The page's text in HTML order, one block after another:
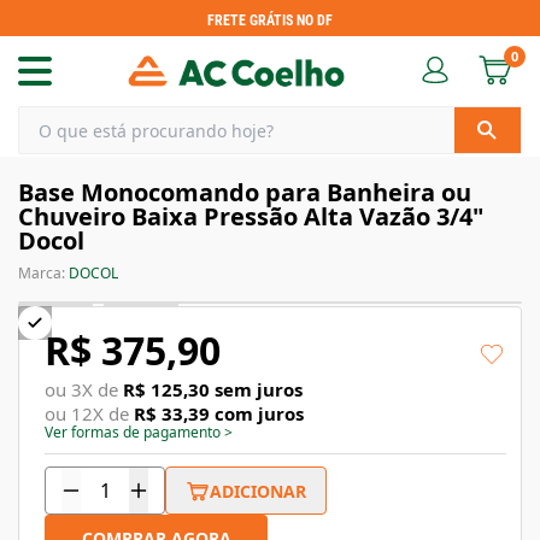
FRETE GRÁTIS NO DF
0
Base Monocomando para Banheira ou
Chuveiro Baixa Pressão Alta Vazão 3/4"
Docol
Marca: DOCOL
R$ 375,90
ou 3X de R$ 125,30 sem juros
ou 12X de R$ 33,39 com juros
Ver formas de pagamento>
ADICIONAR